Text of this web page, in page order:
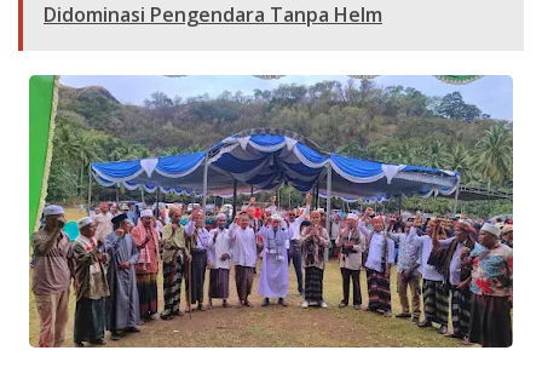
Didominasi Pengendara Tanpa Helm